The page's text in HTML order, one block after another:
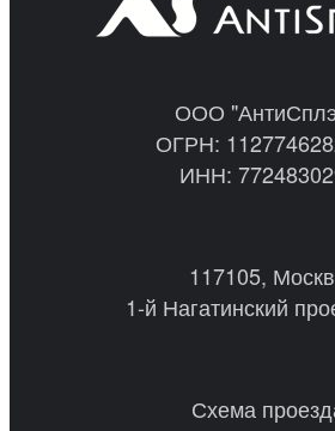
ООО
ОГРН:
ИНН:
117105,
1-й Нагатинский
Схема